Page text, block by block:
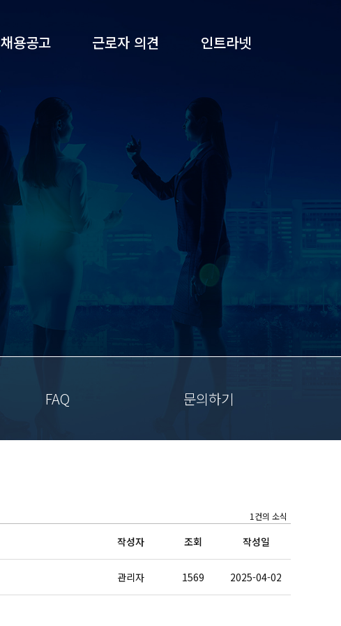
채용공고 근로자 의견 인트라넷
FAQ 문의하기
1건의 소식
작성자 조회 작성일
관리자 1569 2025-04-02